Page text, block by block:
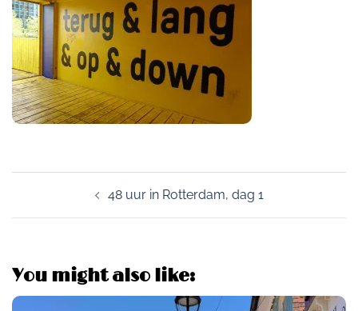
navigation
48 uur in Rotterdam, dag 1
You might also like: